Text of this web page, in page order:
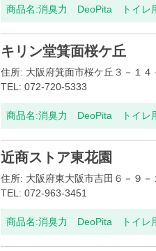
商品名:消臭力 DeoPita トイレ
キリン堂箕面桜ケ丘
住所: 大阪府箕面市桜ケ丘３－１４
TEL: 072-720-5333
商品名:消臭力 DeoPita トイレ
近商ストア東花園
住所: 大阪府東大阪市吉田６－９－
TEL: 072-963-3451
商品名:消臭力 DeoPita トイレ